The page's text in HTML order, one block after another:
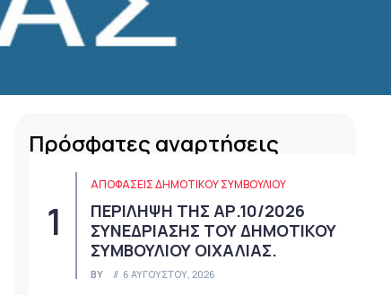
Πρόσφατες αναρτήσεις
ΑΠΟΦΆΣΕΙΣ ΔΗΜΟΤΙΚΟΎ ΣΥΜΒΟΥΛΊΟΥ
ΠΕΡΙΛΗΨΗ ΤΗΣ ΑΡ.10/2026
ΣΥΝΕΔΡΙΑΣΗΣ ΤΟΥ ΔΗΜΟΤΙΚΟΥ
ΣΥΜΒΟΥΛΙΟΥ ΟΙΧΑΛΙΑΣ.
BY 6 ΑΥΓΟΎΣΤΟΥ, 2026